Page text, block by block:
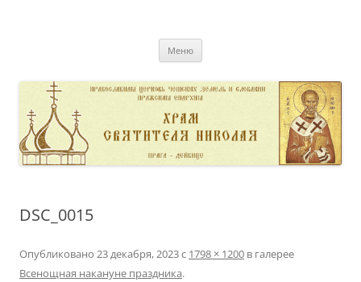
Меню
DSC_0015
Опубликовано 23 декабря, 2023с 1798 × 1200 в галерее
Всенощная накануне праздника.